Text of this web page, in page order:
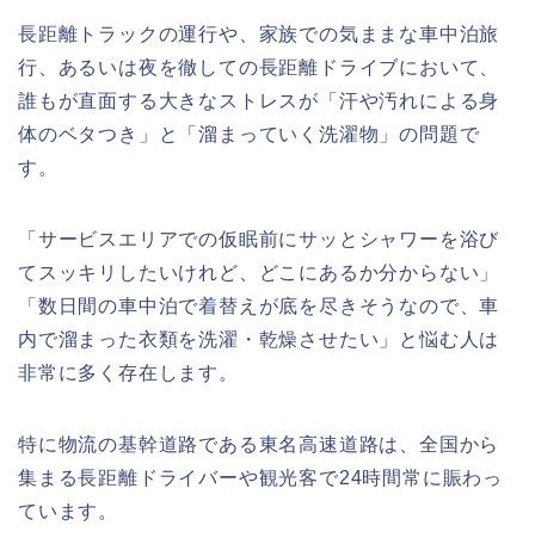
長距離トラックの運行や、家族での気ままな車中泊旅
行、あるいは夜を徹しての長距離ドライブにおいて、
誰もが直面する大きなストレスが「汗や汚れによる身
体のベタつき」と「溜まっていく洗濯物」の問題で
す。
「サービスエリアでの仮眠前にサッとシャワーを浴び
てスッキリしたいけれど、どこにあるか分からない」
「数日間の車中泊で着替えが底を尽きそうなので、車
内で溜まった衣類を洗濯・乾燥させたい」と悩む人は
非常に多く存在します。
特に物流の基幹道路である東名高速道路は、全国から
集まる長距離ドライバーや観光客で24時間常に賑わっ
ています。